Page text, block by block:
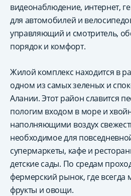
видеонаблюдение, интернет,
для автомобилей и
управляющий и смотритель,
порядок и комфорт.
Жилой комплекс находится в
одном из самых зеленых и
Алании. Этот район славится
пологим входом в море и
наполняющими воздух
необходимое для
супермаркеты, кафе и
детские сады. По средам
фермерский рынок, где всегда
фрукты и овощи.